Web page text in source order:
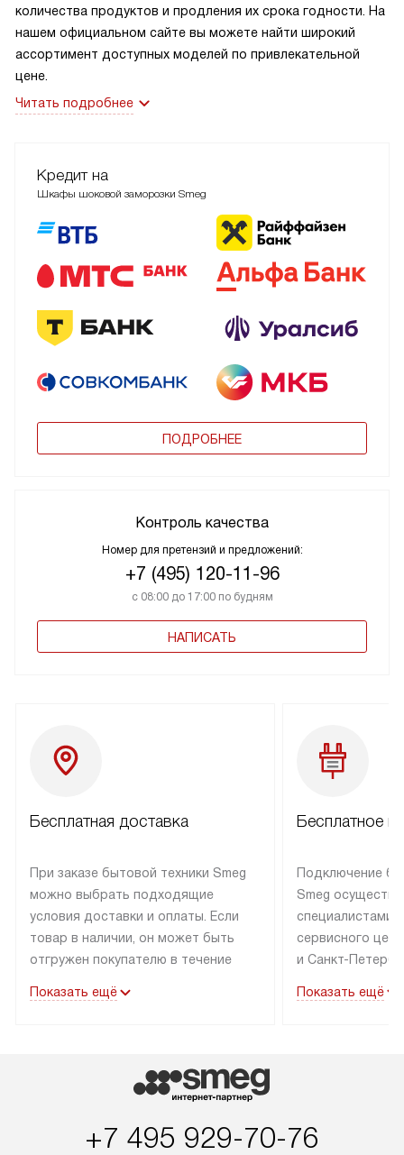
количества продуктов и продления их срока годности. На
нашем официальном сайте вы можете найти широкий
ассортимент доступных моделей по привлекательной
цене.
Читать подробнее
Кредит на
Шкафы шоковой заморозки Smeg
ПОДРОБНЕЕ
Контроль качества
Номер для претензий и предложений:
+7 (495) 120-11-96
с 08:00 до 17:00 по будням
НАПИСАТЬ
Бесплатная доставка
При заказе бытовой техники Smeg
можно выбрать подходящие
условия доставки и оплаты. Если
товар в наличии, он может быть
отгружен покупателю в течение
лейблом доставляется бесплатно
дополнительно. Возможна
доставка товаров по России.
Показать ещё
Бесплатное
Подключение
Smeg
специалистами
сервисного
и Санкт-
подключается
коммуникаций
навешивание
Показать ещё
+7 495 929-70-76